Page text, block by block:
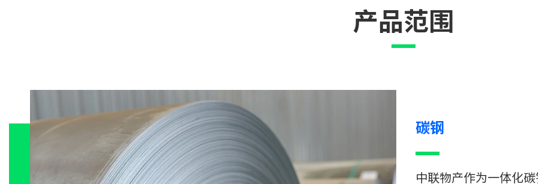
产品范围
碳钢
中联物产作为一体化